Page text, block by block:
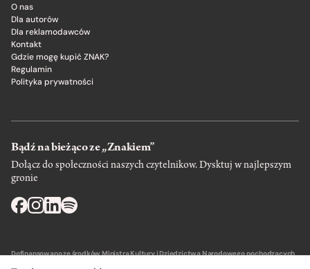
O nas
Dla autorów
Dla reklamodawców
Kontakt
Gdzie mogę kupić ZNAK?
Regulamin
Polityka prywatności
Bądź na bieżąco ze „Znakiem”
Dołącz do społeczności naszych czytelnikow. Dysktuj w najlepszym
gronie
Dofinansowano ze środków Ministra Kultury i Dziedzictwa Narodowego pochodzących